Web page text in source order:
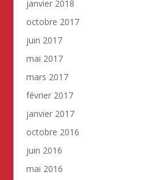
janvier 2018
octobre 2017
juin 2017
mai 2017
mars 2017
février 2017
janvier 2017
octobre 2016
juin 2016
mai 2016